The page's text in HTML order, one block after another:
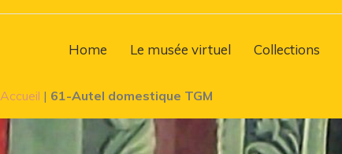
Home Le musée virtuel Collections
Accueil | 61-Autel domestique TGM